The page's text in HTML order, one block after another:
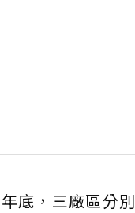
底，三廠區分